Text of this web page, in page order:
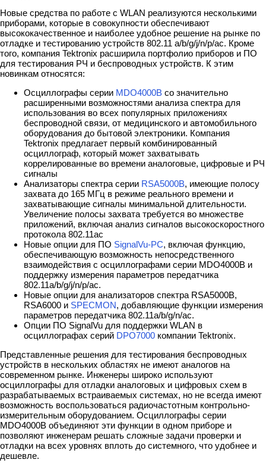
Новые средства по работе с WLAN реализуются несколькими
приборами, которые в совокупности обеспечивают
высококачественное и наиболее удобное решение на рынке по
отладке и тестированию устройств 802.11 a/b/g/j/n/p/ac. Кроме
того, компания Tektronix расширила портфолио приборов и ПО
для тестирования РЧ и беспроводных устройств. К этим
новинкам относятся:
Осциллографы серии MDO4000B со значительно
расширенными возможностями анализа спектра для
использования во всех популярных приложениях
беспроводной связи, от медицинского и автомобильного
оборудования до бытовой электроники. Компания
Tektronix предлагает первый комбинированный
осциллограф, который может захватывать
коррелированные во времени аналоговые, цифровые и РЧ
сигналы
Анализаторы спектра серии RSA5000B, имеющие полосу
захвата до 165 МГц в режиме реального времени и
захватывающие сигналы минимальной длительности.
Увеличение полосы захвата требуется во множестве
приложений, включая анализ сигналов высокоскоростного
протокола 802.11ac
Новые опции для ПО SignalVu-PC, включая функцию,
обеспечивающую возможность непосредственного
взаимодействия с осциллографами серии MDO4000B и
поддержку измерения параметров передатчика
802.11a/b/g/j/n/p/ac.
Новые опции для анализаторов спектра RSA5000B,
RSA6000 и SPECMON, добавляющие функции измерения
параметров передатчика 802.11a/b/g/n/ac.
Опции ПО SignalVu для поддержки WLAN в
осциллографах серий DPO7000 компании Tektronix.
Представленные решения для тестирования беспроводных
устройств в нескольких областях не имеют аналогов на
современном рынке. Инженеры широко используют
осциллографы для отладки аналоговых и цифровых схем в
разрабатываемых встраиваемых системах, но не всегда имеют
возможность воспользоваться радиочастотным контрольно-
измерительным оборудованием. Осциллографы серии
MDO4000B объединяют эти функции в одном приборе и
позволяют инженерам решать сложные задачи проверки и
отладки на всех уровнях вплоть до системного, что удобнее и
дешевле.